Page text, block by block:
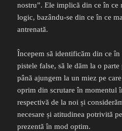
nostru”. Ele implică din ce în ce
logic, bazându-se din ce în ce
antrenată.
Începem să identificăm din ce în
pistele false, să le dăm la o
până ajungem la un miez pe
oprim din scrutare în momentul
respectivă de la noi și
necesare și atitudinea potrivită
prezentă în mod optim.